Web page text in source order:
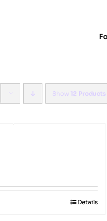
Show 12 Products
Details